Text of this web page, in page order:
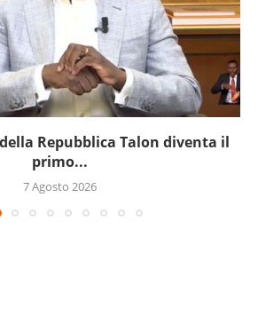
Repubblica Talon diventa il
primo...
7 Agosto 2026